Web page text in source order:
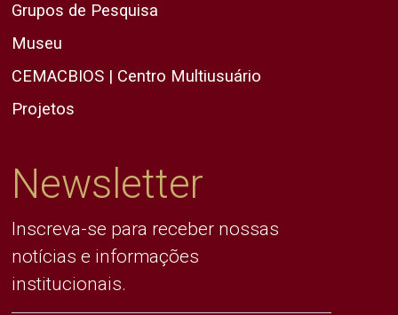
Grupos de Pesquisa
Museu
CEMACBIOS | Centro Multiusuário
Projetos
Newsletter
Inscreva-se para receber nossas
notícias e informações
institucionais.